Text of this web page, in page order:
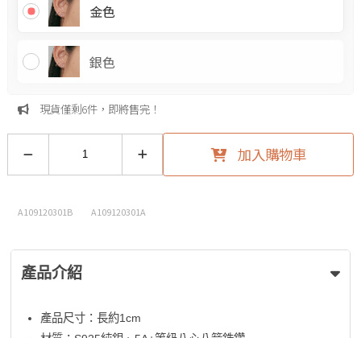
金色
銀色
現貨僅剩6件，即將售完！
加入購物車
A109120301B A109120301A
產品介紹
產品尺寸：長約1cm